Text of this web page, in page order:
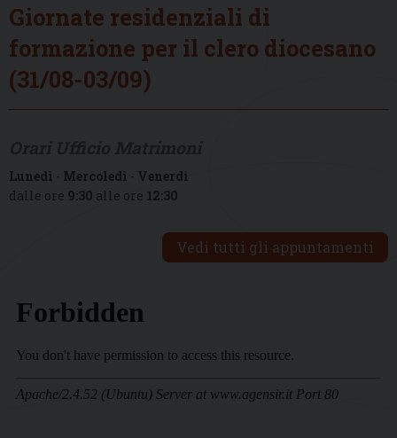
Giornate residenziali di
formazione per il clero diocesano
(31/08-03/09)
Lunedì - Mercoledì - Venerdì
dalle ore 9:30 alle ore 12:30
Vedi tutti gli appuntamenti